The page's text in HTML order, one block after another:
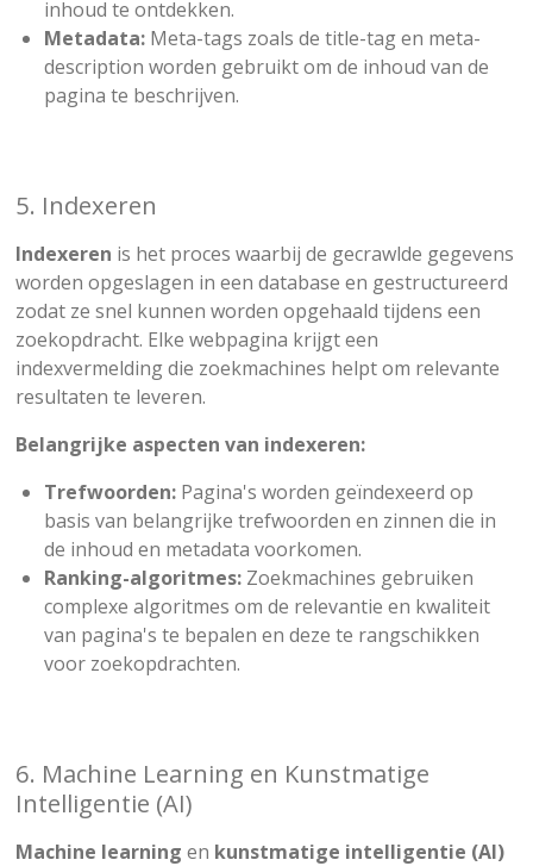
inhoud te ontdekken.
Metadata:Meta-tags zoals de title-tag en meta-
description worden gebruikt om de inhoud van de
pagina te beschrijven.
5. Indexeren
Indexeren is het proces waarbij de gecrawlde gegevens
worden opgeslagen in een database en gestructureerd
zodat ze snel kunnen worden opgehaald tijdens een
zoekopdracht. Elke webpagina krijgt een
indexvermelding die zoekmachines helpt om relevante
resultaten te leveren.
Belangrijke aspecten van indexeren:
Trefwoorden:Pagina's worden geïndexeerd op
basis van belangrijke trefwoorden en zinnen die in
de inhoud en metadata voorkomen.
Ranking-algoritmes:Zoekmachines gebruiken
complexe algoritmes om de relevantie en kwaliteit
van pagina's te bepalen en deze te rangschikken
voor zoekopdrachten.
6. Machine Learning en Kunstmatige
Intelligentie (AI)
Machine learning en kunstmatige intelligentie (AI)